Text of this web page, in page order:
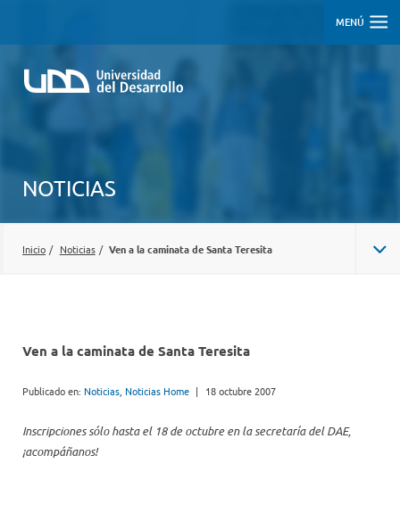
MENÚ
NOTICIAS
Inicio / Noticias / Ven a la caminata de Santa Teresita
Ven a la caminata de Santa Teresita
Publicado en: Noticias Noticias Home | 18 octubre 2007
Inscripciones sólo hasta el 18 de octubre en la secretaría del DAE,
¡acompáñanos!